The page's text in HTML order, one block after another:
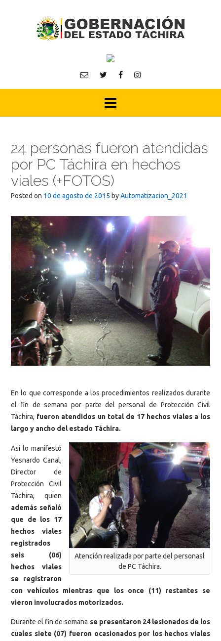
24 personas fueron atendidas
por PC Táchira en hechos
viales (+FOTOS)
Posted on 10 de agosto de 2015 byAutomatizacion_2021
En lo que corresponde a los procedimientos realizados durante
el fin de semana por parte del personal de Protección Civil
Táchira, fueron atendidos un total de 17 hechos viales a los
largo y ancho del estado Táchira.
Atención realizada por parte del personasl
de PC Táchira.
Así lo manifestó
Yesnardo Canal,
Director de
Protección Civil
Táchira, quien
además señaló
que de los 17
hechos viales
registrados
seis (06)
hechos viales
se registraron
con vehículos mientras que los once (11) restantes se
vieron involucrados motorizados.
Durante el fin de semana se presentaron 24 lesionados de los
cuales siete (07) fueron ocasionados por los hechos viales